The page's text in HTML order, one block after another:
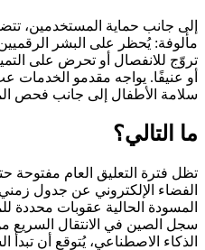
إلى جانب حماية المستخدمين،
مألوفة: يُحظر على البشر الرقميين
تروّج للانفصال أو تحرض على
أو عنيفًا. يواجه مقدمو الخدمات
سلامة الأطفال إلى جانب فحص
ما التالي؟
الفضاء الإلكتروني عن جدول زمني
المسودة الحالية عقوبات محددة
سجل الصين في الانتقال السريع
الذكاء الاصطناعي، يُتوقع أن تبدأ